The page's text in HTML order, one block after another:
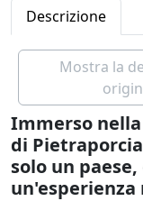
Descrizione
Mostra la
Immerso
di
solo un